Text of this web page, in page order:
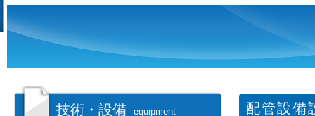
配管設備
技術・設備 equipment